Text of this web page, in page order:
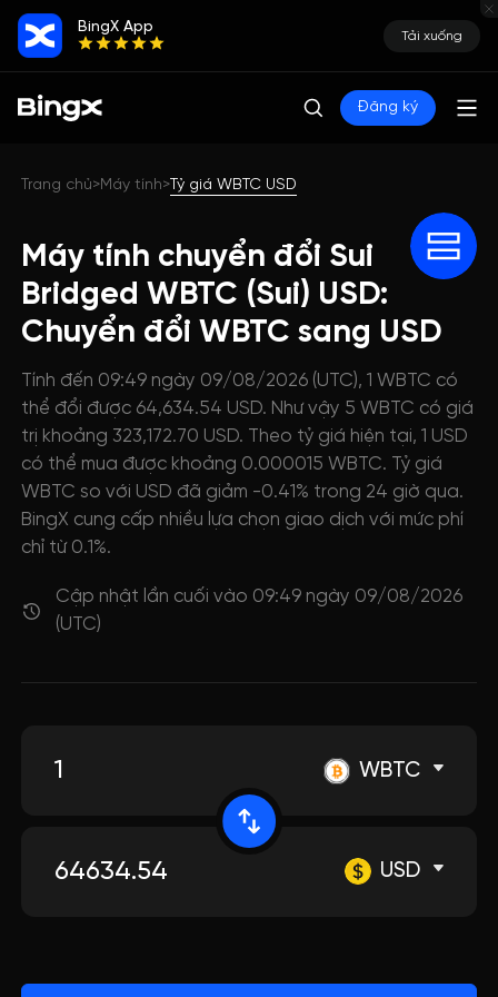
BingX App
Tải xuống
Đăng ký
Trang chủ>Máy tính>Tỷ giá WBTC USD
Máy tính chuyển đổi Sui
Bridged WBTC (Sui) USD:
Chuyển đổi WBTC sang USD
Tính đến 09:49 ngày 09/08/2026 (UTC), 1 WBTC có
thể đổi được 64,634.54 USD. Như vậy 5 WBTC có giá
trị khoảng 323,172.70 USD. Theo tỷ giá hiện tại, 1 USD
có thể mua được khoảng 0.000015 WBTC. Tỷ giá
WBTC so với USD đã giảm -0.41% trong 24 giờ qua.
BingX cung cấp nhiều lựa chọn giao dịch với mức phí
chỉ từ 0.1%.
Cập nhật lần cuối vào 09:49 ngày 09/08/2026
(UTC)
WBTC
USD